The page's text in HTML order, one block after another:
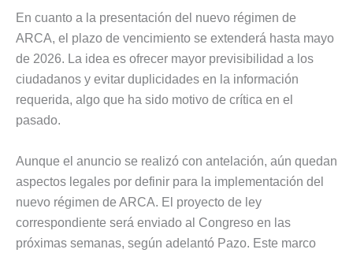
En cuanto a la presentación del nuevo régimen de
ARCA, el plazo de vencimiento se extenderá hasta mayo
de 2026. La idea es ofrecer mayor previsibilidad a los
ciudadanos y evitar duplicidades en la información
requerida, algo que ha sido motivo de crítica en el
pasado.
Aunque el anuncio se realizó con antelación, aún quedan
aspectos legales por definir para la implementación del
nuevo régimen de ARCA. El proyecto de ley
correspondiente será enviado al Congreso en las
próximas semanas, según adelantó Pazo. Este marco